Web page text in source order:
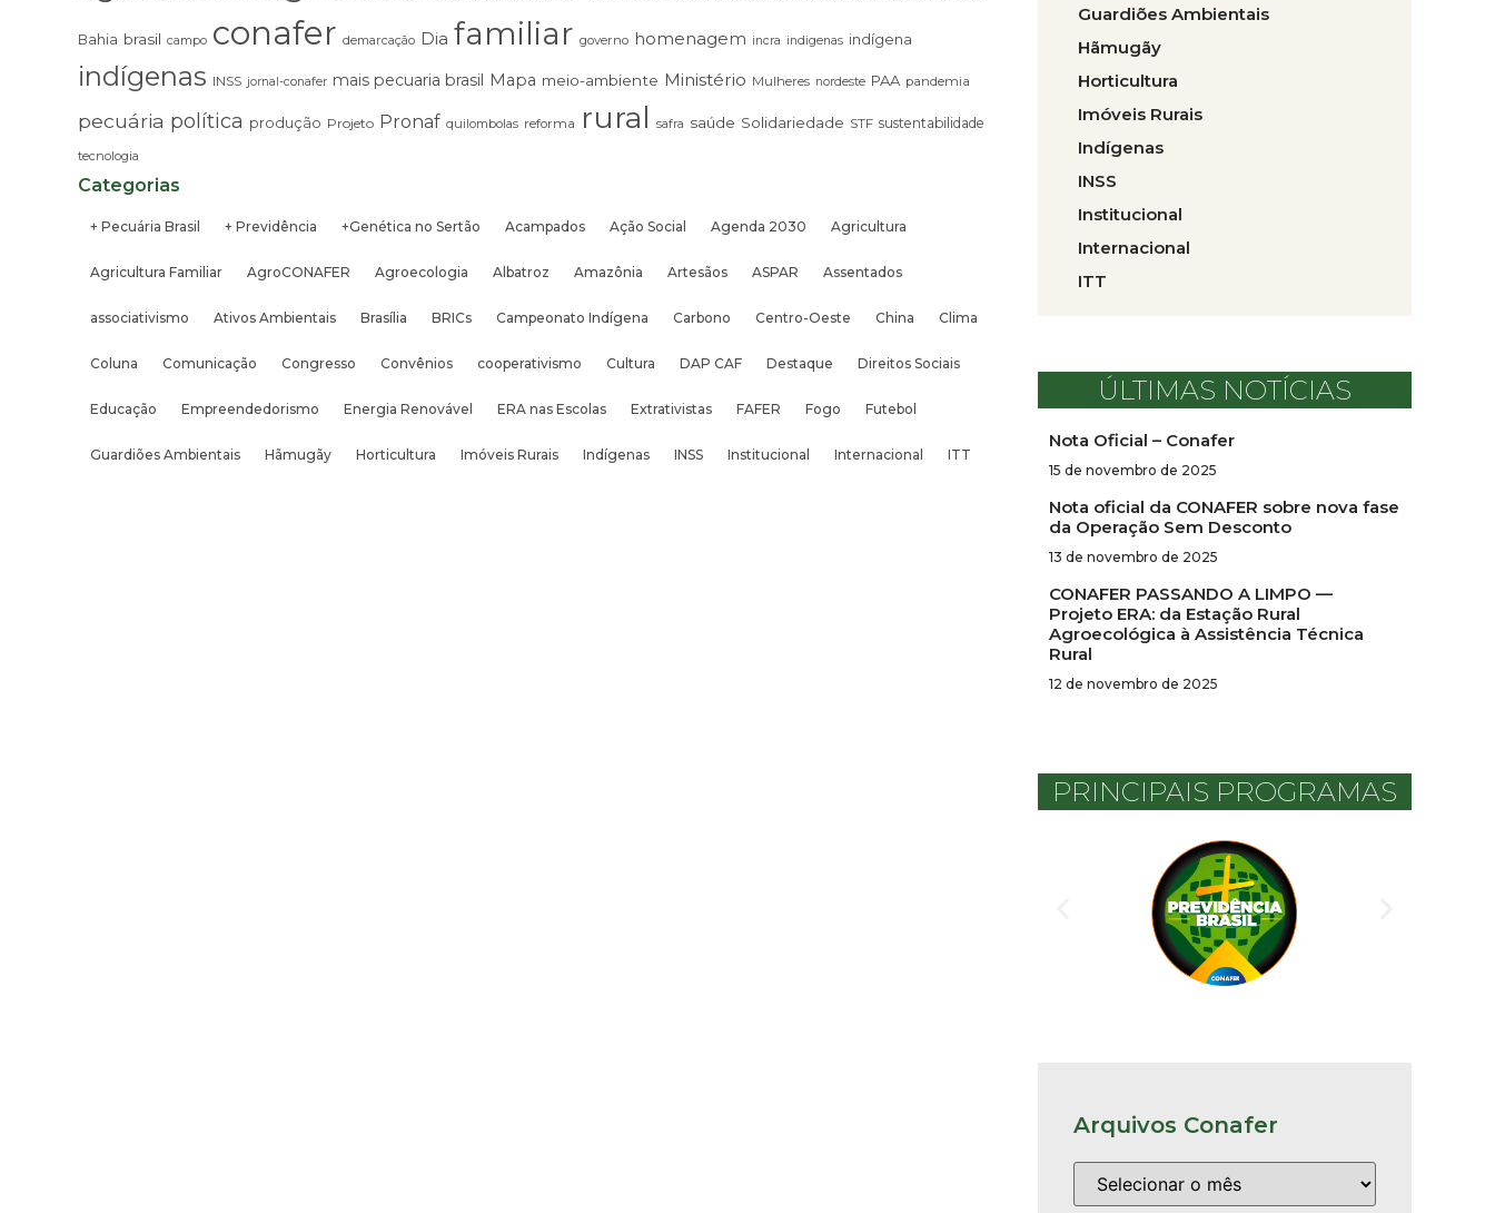
Bahia brasil campo conafer demarcação Dia familiar governo homenagem incra indigenas indígena
indígenas INSS jornal-conafer mais pecuaria brasil Mapa meio-ambiente Ministério Mulheres nordeste PAA pandemia
pecuária política produção Projeto Pronaf quilombolas reforma rural safra saúde Solidariedade STF sustentabilidade
tecnologia
Categorias
+ Pecuária Brasil + Previdência +Genética no Sertão Acampados Ação Social Agenda 2030 Agricultura
Agricultura Familiar AgroCONAFER Agroecologia Albatroz Amazônia Artesãos ASPAR Assentados
associativismo Ativos Ambientais Brasília BRICs Campeonato Indígena Carbono Centro-Oeste China Clima
Coluna Comunicação Congresso Convênios cooperativismo Cultura DAP CAF Destaque Direitos Sociais
Educação Empreendedorismo Energia Renovável ERA nas Escolas Extrativistas FAFER Fogo Futebol
Guardiões Ambientais Hãmugãy Horticultura Imóveis Rurais Indígenas INSS Institucional Internacional ITT
Guardiões Ambientais
Hãmugãy
Horticultura
Imóveis Rurais
Indígenas
INSS
Institucional
Internacional
ITT
ÚLTIMAS NOTÍCIAS
Nota Oficial – Conafer
15 de novembro de 2025
Nota oficial da CONAFER sobre nova fase
da Operação Sem Desconto
13 de novembro de 2025
CONAFER PASSANDO A LIMPO —
Projeto ERA: da Estação Rural
Agroecológica à Assistência Técnica
Rural
12 de novembro de 2025
PRINCIPAIS PROGRAMAS
Arquivos Conafer